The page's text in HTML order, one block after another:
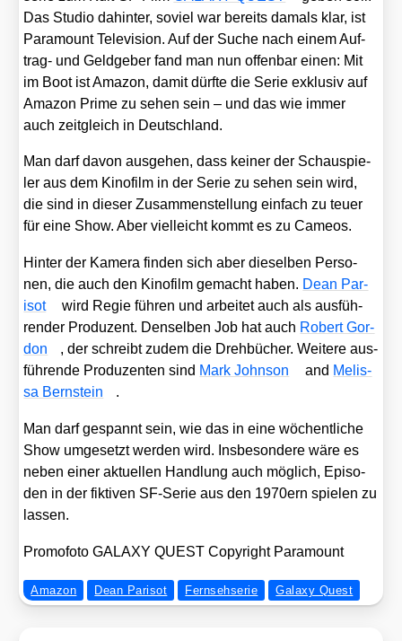
Das Stu­dio dahin­ter, soviel war bereits damals klar, ist
Para­mount Tele­vi­si­on. Auf der Suche nach einem Auf­
trag- und Geld­ge­ber fand man nun offen­bar einen: Mit
im Boot ist Ama­zon, damit dürf­te die Serie exklu­siv auf
Ama­zon Prime zu sehen sein – und das wie immer
auch zeit­gleich in Deutsch­land.
Man darf davon aus­ge­hen, dass kei­ner der Schau­spie­
ler aus dem Kino­film in der Serie zu sehen sein wird,
die sind in die­ser Zusam­men­stel­lung ein­fach zu teu­er
für eine Show. Aber viel­leicht kommt es zu Came­os.
Hin­ter der Kame­ra fin­den sich aber die­sel­ben Per­so­
nen, die auch den Kino­film gemacht haben. Dean Par­
isot
wird Regie füh­ren und arbei­tet auch als aus­füh­
ren­der Pro­du­zent. Den­sel­ben Job hat auch Robert Gor­
don
, der schreibt zudem die Dreh­bü­cher. Wei­te­re aus­
füh­ren­de Pro­du­zen­ten sind Mark John­son and Melis­
sa Bern­stein
.
Man darf gespannt sein, wie das in eine wöchent­li­che
Show umge­setzt wer­den wird. Ins­be­son­de­re wäre es
neben einer aktu­el­len Hand­lung auch mög­lich, Epi­so­
den in der fik­ti­ven SF-Serie aus den 1970ern spie­len zu
las­sen.
Pro­mo­fo­to GALAXY QUEST Copy­right Para­mount
Amazon Dean Parisot Fernsehserie Galaxy Quest